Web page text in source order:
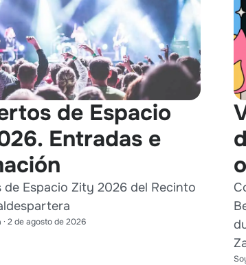
de Espacio
Entradas e
Espacio Zity 2026 del Recinto
· 2 de agosto de 2026